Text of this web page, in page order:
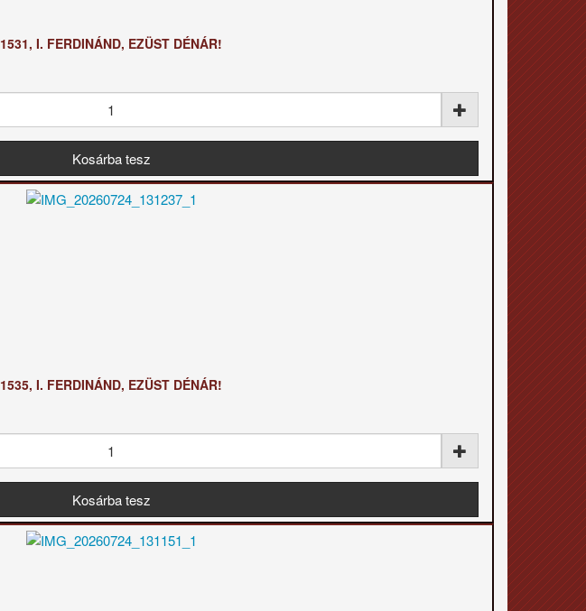
1531, I. FERDINÁND, EZÜST DÉNÁR!
1535, I. FERDINÁND, EZÜST DÉNÁR!